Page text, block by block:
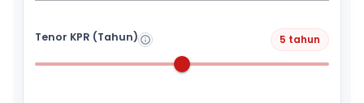
Tenor KPR (Tahun) 5 tahun